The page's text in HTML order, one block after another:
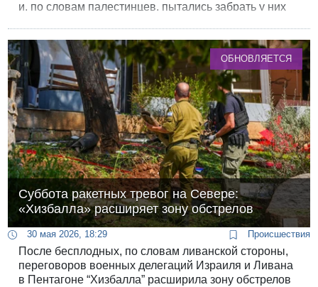
и, по словам палестинцев, пытались забрать у них
ОБНОВЛЯЕТСЯ
Суббота ракетных тревог на Севере:
«Хизбалла» расширяет зону обстрелов
30 мая 2026, 18:29 Происшествия
После бесплодных, по словам ливанской стороны,
переговоров военных делегаций Израиля и Ливана
в Пентагоне “Хизбалла” расширила зону обстрелов